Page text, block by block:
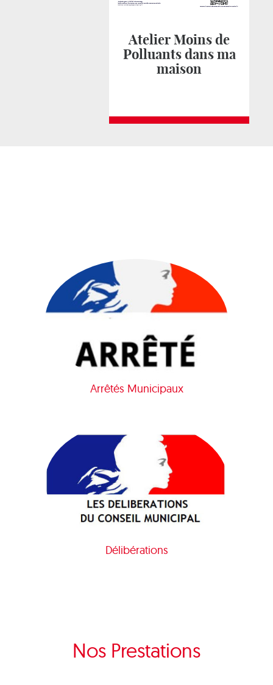
Atelier Moins de
Polluants dans ma
maison
Arrêtés Municipaux
Délibérations
Nos Prestations